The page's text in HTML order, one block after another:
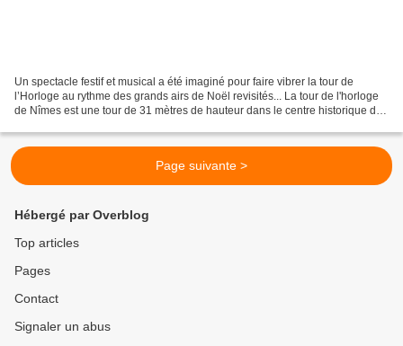
Un spectacle festif et musical a été imaginé pour faire vibrer la tour de
l’Horloge au rythme des grands airs de Noël revisités... La tour de l'horloge
de Nîmes est une tour de 31 mètres de hauteur dans le centre historique de
Page suivante >
Hébergé par Overblog
Top articles
Pages
Contact
Signaler un abus